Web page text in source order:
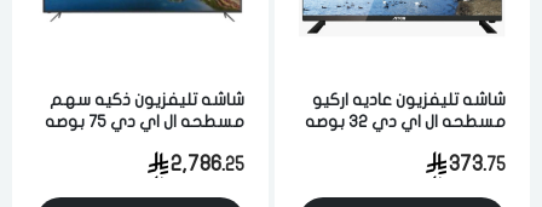
شاشه تليفزيون عاديه اركيو
مسطحه ال اي دي 32 بوصه
حامل جداري اسود
373.75
شاشه تليفزيون ذكيه سهم
مسطحه ال اي دي 75 بوصه
واي فاي اسود
2,786.25